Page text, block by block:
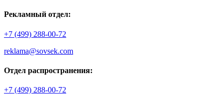
Рекламный отдел:
+7 (499) 288-00-72
reklama@sovsek.com
Отдел распространения:
+7 (499) 288-00-72